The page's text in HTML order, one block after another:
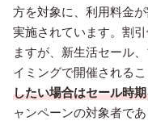
方を対象に、利用料金
実施されています。割
ますが、新生活セール
イミングで開催されるこ
したい場合はセール時
ャンペーンの対象者で